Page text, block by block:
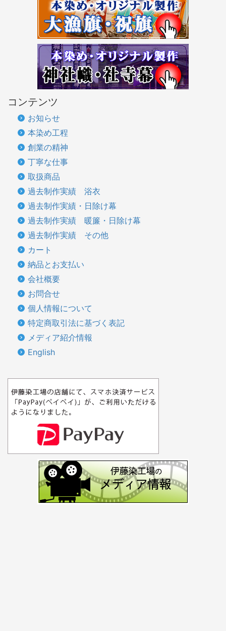
コンテンツ
お知らせ
本染め工程
創業の精神
丁寧な仕事
取扱商品
過去制作実績 浴衣
過去制作実績・日除け幕
過去制作実績 暖簾・日除け幕
過去制作実績 その他
カート
納品とお支払い
会社概要
お問合せ
個人情報について
特定商取引法に基づく表記
メディア紹介情報
English